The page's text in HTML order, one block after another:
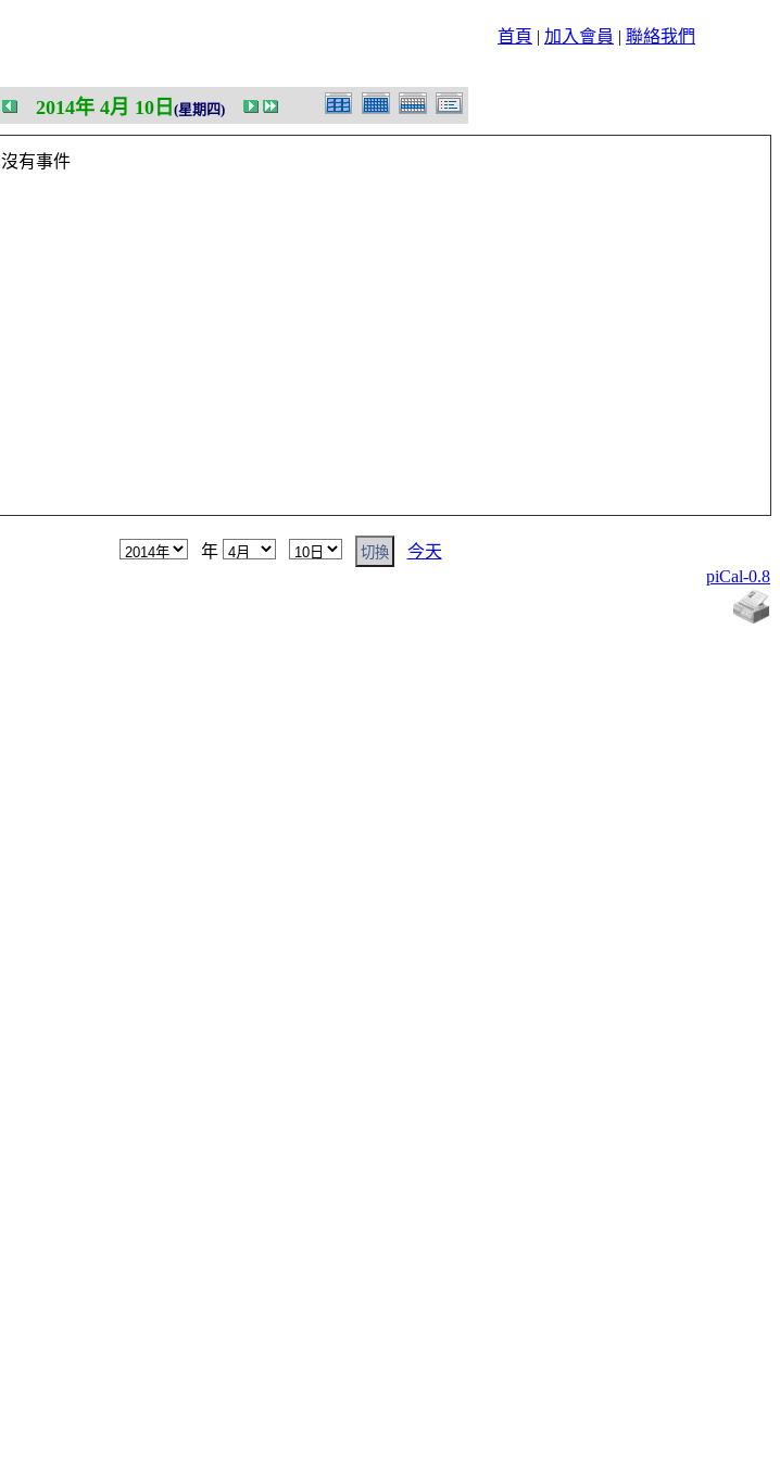
首頁 | 加入會員 | 聯絡我們
2014年 4月 10日 (星期四)
沒有事件
年
今天
piCal-0.8